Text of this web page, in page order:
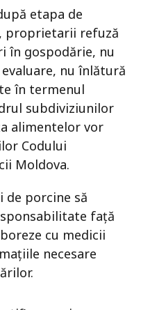
etapa de
proprietarii refuză
în gospodărie, nu
nu înlătură
în termenul
subdiviziunilor
alimentelor vor
Codului
Moldova.
de porcine să
față
cu medicii
necesare